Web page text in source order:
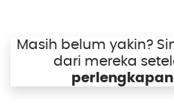
Masih belum yakin?
dari mereka
perlengkapan